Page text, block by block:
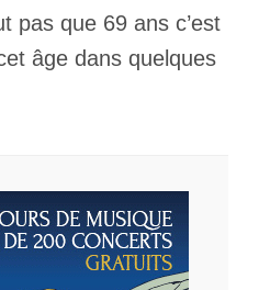
pas que 69 ans c’est
âge dans quelques